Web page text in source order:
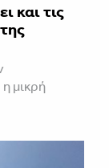
και τις
μικρή